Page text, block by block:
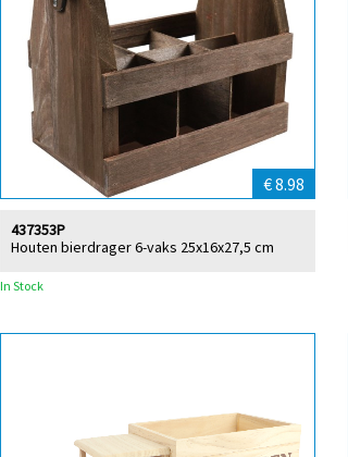
€ 8.98
Houten bierdrager 6-vaks 25x16x27,5 cm
437353P
In Stock